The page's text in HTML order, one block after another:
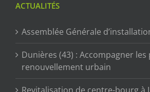
ACTUALITÉS
Assemblée Générale
Dunières (43) : Accompagner
renouvellement urbain